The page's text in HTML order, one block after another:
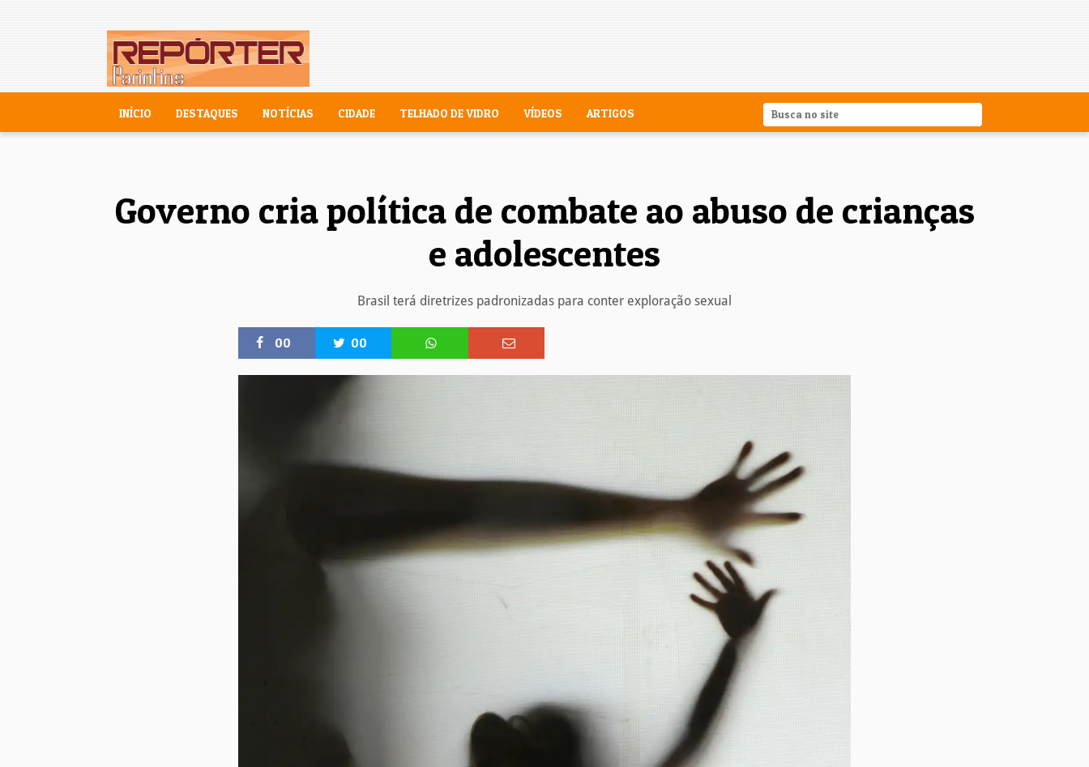
INÍCIO DESTAQUES NOTÍCIAS CIDADE TELHADO DE VIDRO VÍDEOS ARTIGOS
Governo cria política de combate ao abuso de crianças
e adolescentes
Brasil terá diretrizes padronizadas para conter exploração sexual
00 00